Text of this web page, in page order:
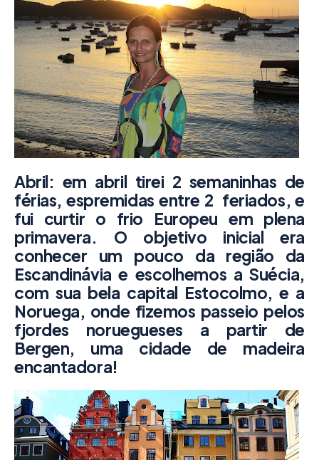
Abril: em abril tirei 2 semaninhas de
férias, espremidas entre 2 feriados, e
fui curtir o frio Europeu em plena
primavera. O objetivo inicial era
conhecer um pouco da região da
Escandinávia e escolhemos a Suécia,
com sua bela capital Estocolmo, e a
Noruega, onde fizemos passeio pelos
fjordes noruegueses a partir de
Bergen, uma cidade de madeira
encantadora!